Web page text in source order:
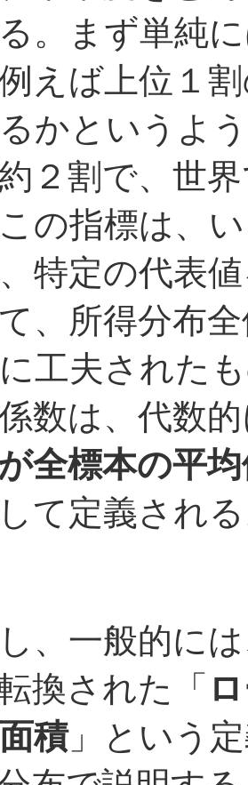
。まず単純
えば上位１
かというよ
２割で、世
の指標は、
特定の代表
、所得分布
工夫された
数は、代数的
全標本の平
て定義され
、一般的に
換された「
積」という